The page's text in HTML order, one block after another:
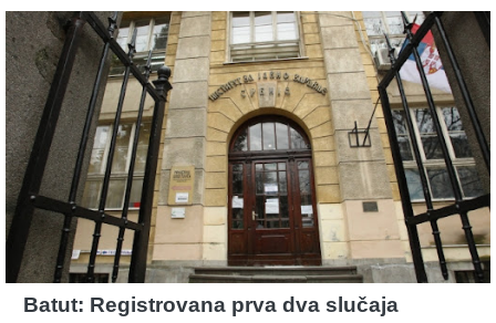
Batut: Registrovana prva dva slučaja